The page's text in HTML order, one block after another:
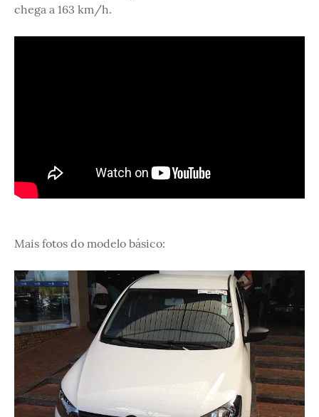
chega a 163 km/h.
Mais fotos do modelo básico: